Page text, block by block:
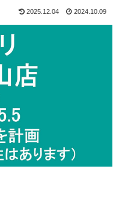
2025.12.04 2024.10.09